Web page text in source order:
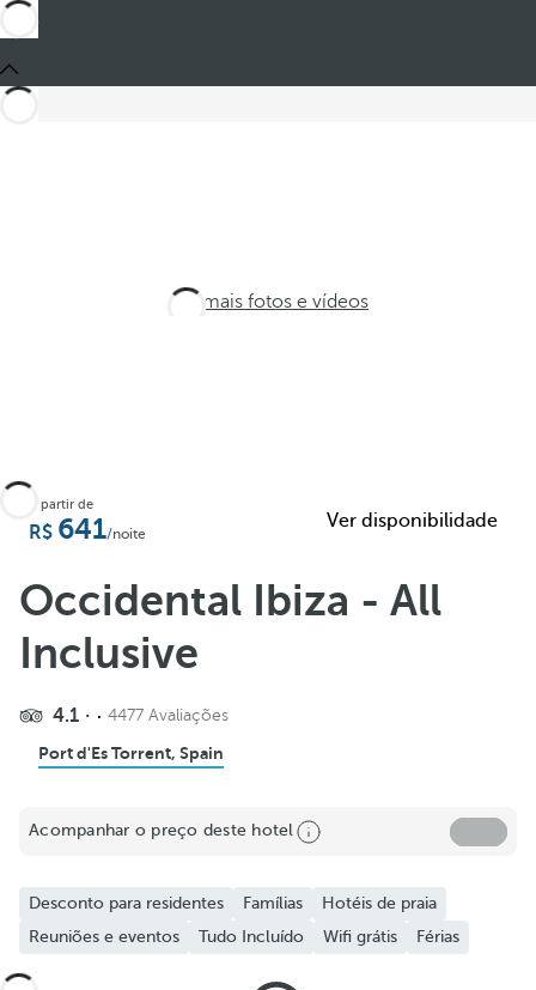
Ver mais fotos e vídeos
A partir de
641/noite
Ver disponibilidade
Occidental Ibiza - All
Inclusive
4.1 4477 Avaliações
Port d'Es Torrent, Spain
Acompanhar o preço deste hotel
Desconto para residentes Famílias
Hotéis de praia
Reuniões e eventos
Tudo Incluído Wifi grátis Férias